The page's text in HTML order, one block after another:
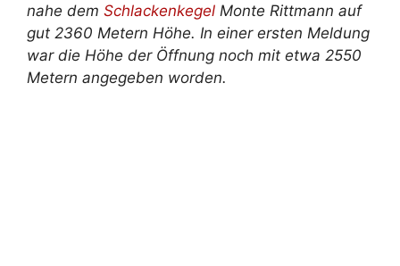
nahe dem Schlackenkegel Monte Rittmann auf
gut 2360 Metern Höhe. In einer ersten Meldung
war die Höhe der Öffnung noch mit etwa 2550
Metern angegeben worden.